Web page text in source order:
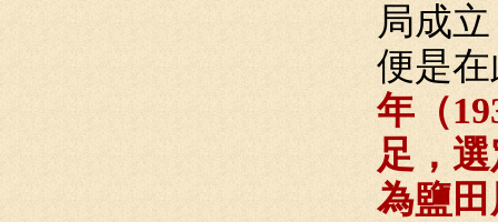
局成
便是
年（
足，
為鹽